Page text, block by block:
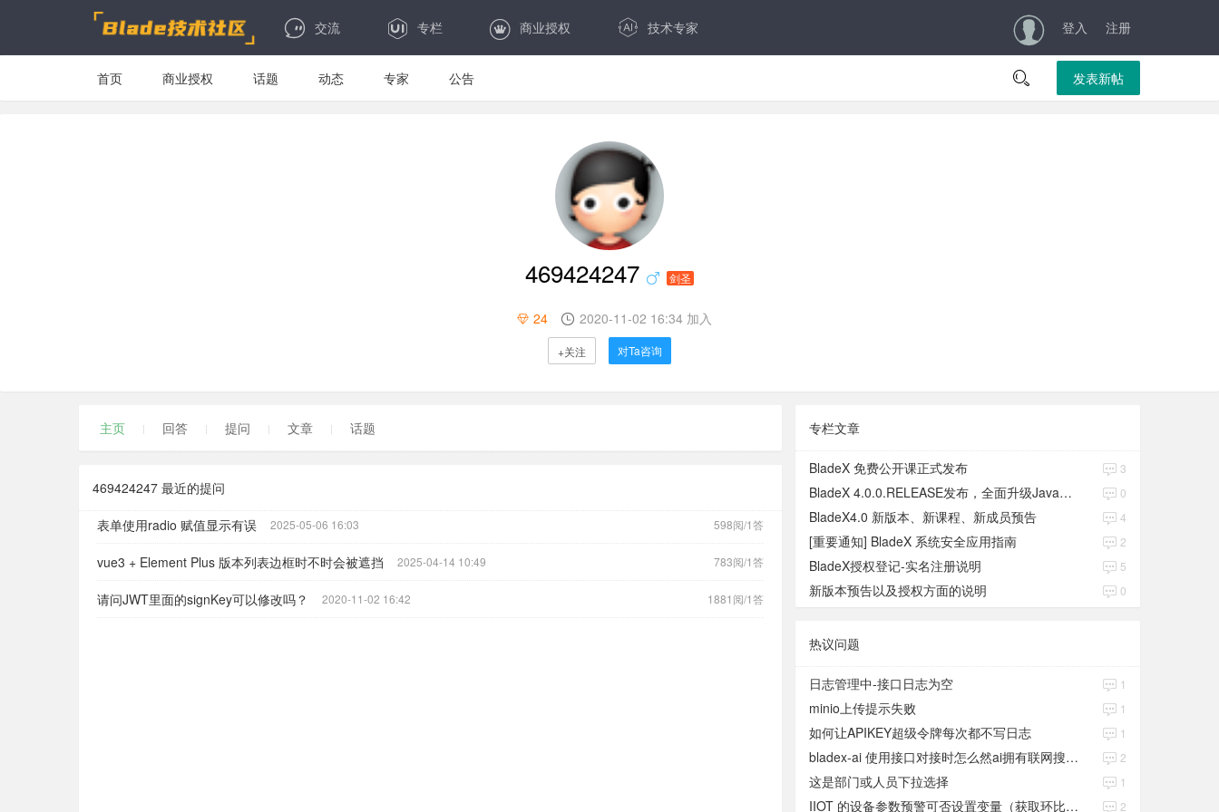
交流 专栏 商业授权 技术专家 登入 注册
首页 商业授权 话题 动态 专家 公告  发表新帖
469424247 剑圣
24 2020-11-02 16:34 加入
+关注 对Ta咨询
主页 回答 提问 文章 话题
469424247 最近的提问
表单使用radio 赋值显示有误 2025-05-06 16:03 598阅/1答
vue3 + Element Plus 版本列表边框时不时会被遮挡 2025-04-14 10:49 783阅/1答
请问JWT里面的signKey可以修改吗？ 2020-11-02 16:42 1881阅/1答
专栏文章
BladeX 免费公开课正式发布 3
BladeX 4.0.0.RELEASE发布，全面升级Java17、Boot3、Cloud2023 0
BladeX4.0 新版本、新课程、新成员预告 4
[重要通知] BladeX 系统安全应用指南 2
BladeX授权登记-实名注册说明 5
新版本预告以及授权方面的说明 0
热议问题
日志管理中-接口日志为空 1
minio上传提示失败 1
如何让APIKEY超级令牌每次都不写日志 1
bladex-ai 使用接口对接时怎么然ai拥有联网搜索功能 2
这是部门或人员下拉选择 1
IIOT 的设备参数预警可否设置变量（获取环比数值） 2